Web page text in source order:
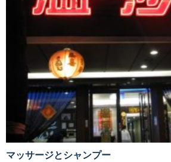
マッサージとシャンプー